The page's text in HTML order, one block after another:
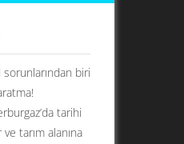
biri
tarihi
tarım alanına